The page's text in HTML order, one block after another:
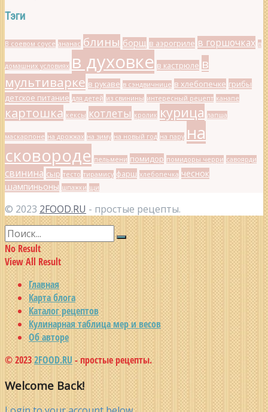
Тэги
В соевом соусе ананас блины борщ в аэрогриле в горшочках в
домашних условиях в духовке в кастрюле в
мультиварке в рукаве в сэндвичнице в хлебопечке грибы
детское питание для детей из свинины интересный рецепт канапе
картошка кексы котлеты кролик курица лапша
маскарпоне на дрожжах на зиму на новый год на пару на
сковороде пельмени помидор помидоры черри савоярди
свинина сыр тесто тирамису фарш хлебопечка чеснок
шампиньоны шпажки щи
© 2023 2FOOD.RU - простые рецепты.
No Result
View All Result
Главная
Карта блога
Каталог рецептов
Кулинарная таблица мер и весов
Об авторе
© 20232FOOD.RU - простые рецепты.
Welcome Back!